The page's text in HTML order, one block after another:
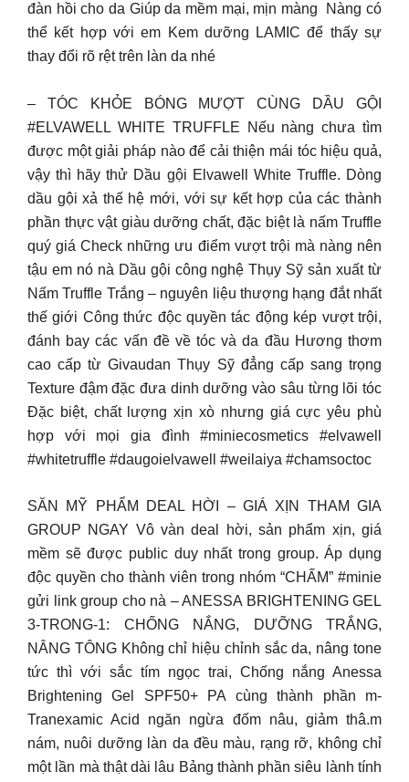
đàn hồi cho da Giúp da mềm mại, mịn màng ️ Nàng có
thể kết hợp với em Kem dưỡng LAMIC để thấy sự
thay đổi rõ rệt trên làn da nhé ️
– TÓC KHỎE BÓNG MƯỢT CÙNG DẦU GỘI
#ELVAWELL WHITE TRUFFLE Nếu nàng chưa tìm
được một giải pháp nào để cải thiện mái tóc hiệu quả,
vậy thì hãy thử Dầu gội Elvawell White Truffle. Dòng
dầu gội xả thế hệ mới, với sự kết hợp của các thành
phần thực vật giàu dưỡng chất, đặc biệt là nấm Truffle
quý giá Check những ưu điểm vượt trội mà nàng nên
tậu em nó nà Dầu gội công nghệ Thụy Sỹ sản xuất từ
Nấm Truffle Trắng – nguyên liệu thượng hạng đắt nhất
thế giới Công thức độc quyền tác động kép vượt trội,
đánh bay các vấn đề về tóc và da đầu Hương thơm
cao cấp từ Givaudan Thụy Sỹ đẳng cấp sang trọng
Texture đậm đặc đưa dinh dưỡng vào sâu từng lõi tóc
Đặc biệt, chất lượng xịn xò nhưng giá cực yêu phù
hợp với mọi gia đình #miniecosmetics #elvawell
#whitetruffle #daugoielvawell #weilaiya #chamsoctoc
SĂN MỸ PHẨM DEAL HỜI – GIÁ XỊN THAM GIA
GROUP NGAY Vô vàn deal hời, sản phẩm xịn, giá
mềm sẽ được public duy nhất trong group. Áp dụng
độc quyền cho thành viên trong nhóm “CHẤM” #minie
gửi link group cho nà – ANESSA BRIGHTENING GEL
3-TRONG-1: CHỐNG NẮNG, DƯỠNG TRẮNG,
NÂNG TÔNG Không chỉ hiệu chỉnh sắc da, nâng tone
tức thì với sắc tím ngọc trai, Chống nắng Anessa
Brightening Gel SPF50+ PA cùng thành phần m-
Tranexamic Acid ngăn ngừa đốm nâu, giảm thâ.m
nám, nuôi dưỡng làn da đều màu, rạng rỡ, không chỉ
một lần mà thật dài lâu Bảng thành phần siêu lành tính